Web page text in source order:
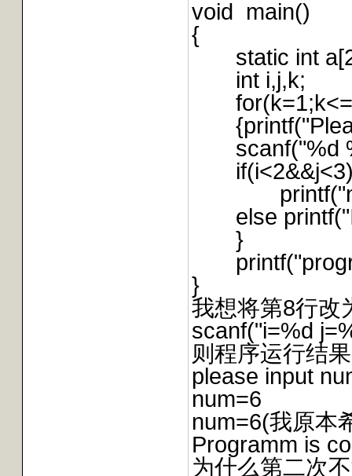
void main()
{
static int
int i,j,k;
scanf("%d
else
}
}
我想将第8行改
scanf("i=%d
则程序运行结
please input
num=6
num=6(我原本
Programm is
为什么第二次